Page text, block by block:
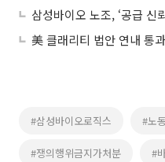
#삼성바이오로직스 #노
#쟁의행위금지가처분 #